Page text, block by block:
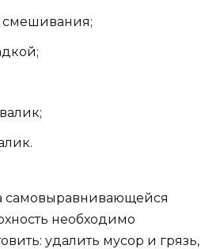
смешивания;
самовыравнивающейся
необходимо
удалить мусор и грязь,